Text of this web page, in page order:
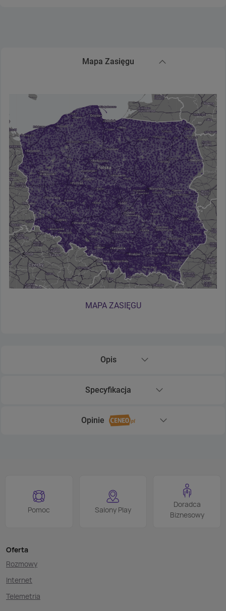
Mapa Zasięgu
Zwiń sekcję Mapa Zasięgu
MAPA ZASIĘGU
Opis
Rozwiń sekcję Opis
Specyfikacja
Rozwiń sekcję Specyfikacja
Opinie
Rozwiń sekcję Opinie
Pomoc Salony Play
Doradca
Biznesowy
Oferta
Rozmowy
Internet
Telemetria